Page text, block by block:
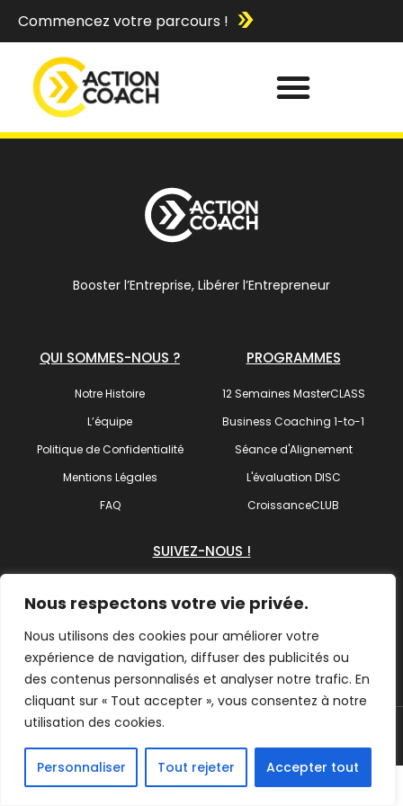
Nous respectons votre vie privée.
Nous utilisons des cookies pour améliorer votre
expérience de navigation, diffuser des publicités ou
des contenus personnalisés et analyser notre trafic. En
cliquant sur « Tout accepter », vous consentez à notre
utilisation des cookies.
Personnaliser Tout rejeter Accepter tout
Commencez votre parcours !
Booster l’Entreprise, Libérer l’Entrepreneur
QUI SOMMES-NOUS ?
Notre Histoire
L’équipe
Politique de Confidentialité
Mentions Légales
FAQ
PROGRAMMES
12 Semaines MasterCLASS
Business Coaching 1-to-1
Séance d'Alignement
L'évaluation DISC
CroissanceCLUB
SUIVEZ-NOUS !
Trouvez votre coach